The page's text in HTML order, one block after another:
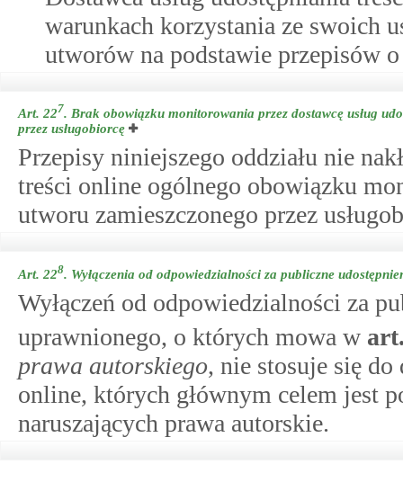
warunkach korzystania ze swoich
utworów na podstawie przepisów
Art. 227. Brak obowiązku monitorowania przez dostawcę usług
przez usługobiorcę
Przepisy niniejszego oddziału nie
treści online ogólnego obowiązku
utworu zamieszczonego przez
Art. 228. Wyłączenia od odpowiedzialności za publiczne
Wyłączeń od odpowiedzialności za
uprawnionego, o których mowa w
prawa autorskiego, nie stosuje się do
online, których głównym celem jest
naruszających prawa autorskie.